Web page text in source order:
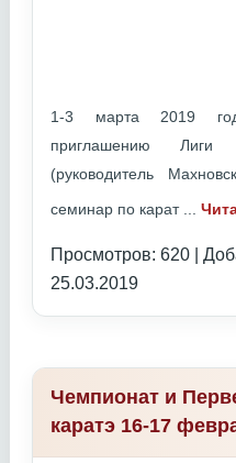
1-3 марта 2019
приглашению
(руководитель
семинар по карат
Просмотров: 620 |
25.03.2019
Чемпионат и
каратэ 16-17